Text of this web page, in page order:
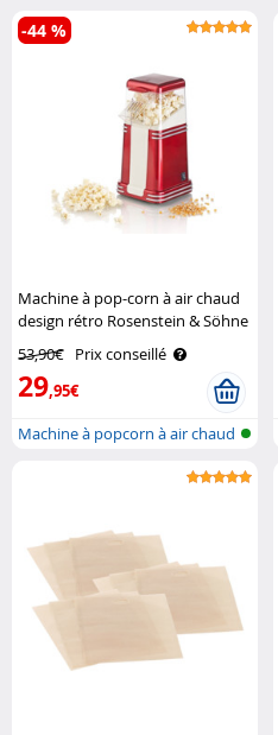
Machine à pop-corn à air chaud
design rétro Rosenstein & Söhne
53,90€ Prix conseillé
29,95€
-44 %
Machine à popcorn à air chaud